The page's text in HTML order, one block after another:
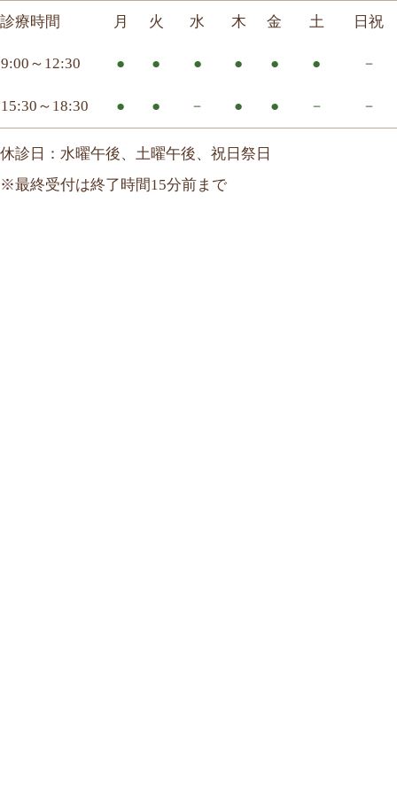
休診日：水曜午後、土曜午後、祝日祭日
※最終受付は終了時間15分前まで
診療時間 月 火 水 木 金 土 日祝
9:00～12:30 ● ● ● ● ● ● －
15:30～18:30 ● ● － ● ● － －